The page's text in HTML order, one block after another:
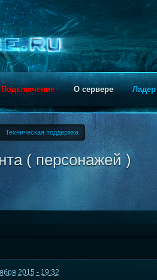
Подключение О сервере Ладер
Техническая поддержка
( персонажей )
2015 - 19:32